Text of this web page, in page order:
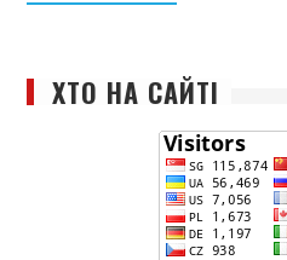
ХТО НА САЙТІ